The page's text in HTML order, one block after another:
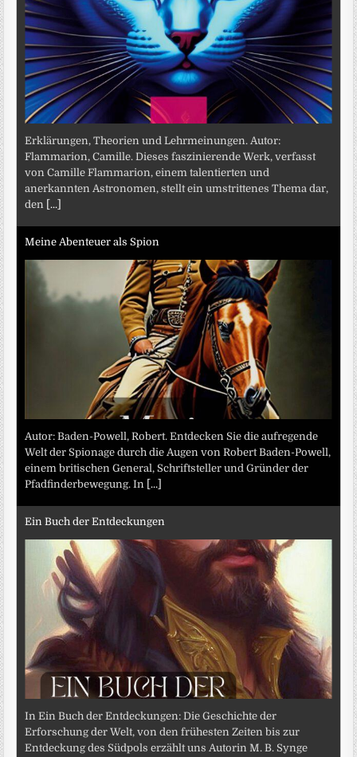
Erklärungen, Theorien und Lehrmeinungen. Autor:
Flammarion, Camille. Dieses faszinierende Werk, verfasst
von Camille Flammarion, einem talentierten und
anerkannten Astronomen, stellt ein umstrittenes Thema dar,
den [...]
Meine Abenteuer als Spion
Autor: Baden-Powell, Robert. Entdecken Sie die aufregende
Welt der Spionage durch die Augen von Robert Baden-Powell,
einem britischen General, Schriftsteller und Gründer der
Pfadfinderbewegung. In [...]
Ein Buch der Entdeckungen
In Ein Buch der Entdeckungen: Die Geschichte der
Erforschung der Welt, von den frühesten Zeiten bis zur
Entdeckung des Südpols erzählt uns Autorin M. B. Synge